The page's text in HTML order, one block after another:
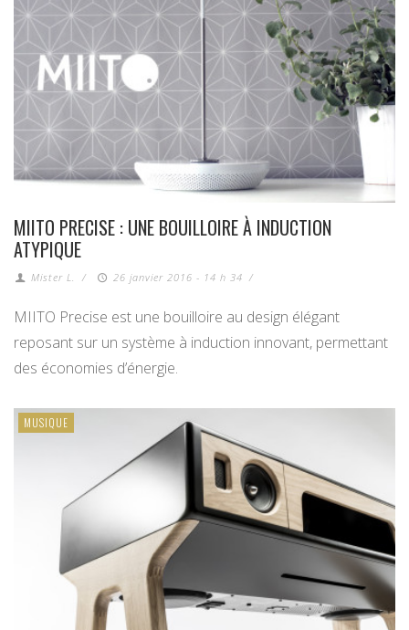
MIITO PRECISE : UNE BOUILLOIRE À INDUCTION
ATYPIQUE
Mister L. / 26 janvier 2016 - 14 h 34 /
MIITO Precise est une bouilloire au design élégant
reposant sur un système à induction innovant, permettant
des économies d’énergie.
MUSIQUE